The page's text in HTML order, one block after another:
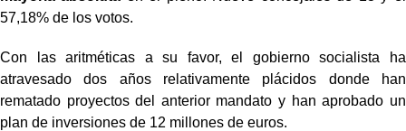
57,18% de los votos.
Con las aritméticas a su favor, el gobierno socialista ha
atravesado dos años relativamente plácidos donde han
rematado proyectos del anterior mandato y han aprobado un
plan de inversiones de 12 millones de euros.